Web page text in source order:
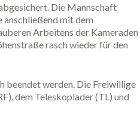
Die Mannschaft
mit dem
Arbeitens der Kameraden
rasch wieder für den
beendet werden. Die Freiwillige
dem Teleskoplader (TL) und